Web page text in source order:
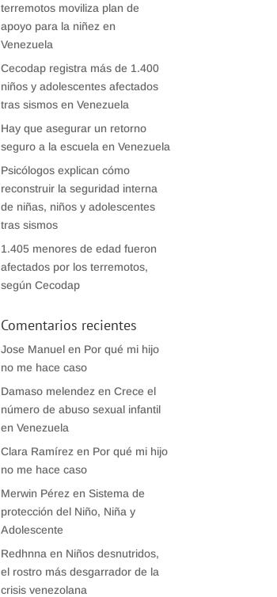
terremotos moviliza plan de
apoyo para la niñez en
Venezuela
Cecodap registra más de 1.400
niños y adolescentes afectados
tras sismos en Venezuela
Hay que asegurar un retorno
seguro a la escuela en Venezuela
Psicólogos explican cómo
reconstruir la seguridad interna
de niñas, niños y adolescentes
tras sismos
1.405 menores de edad fueron
afectados por los terremotos,
según Cecodap
Comentarios recientes
Jose Manuelen Por qué mi hijo
no me hace caso
Damaso melendez en Crece el
número de abuso sexual infantil
en Venezuela
Clara Ramírez en Por qué mi hijo
no me hace caso
Merwin Pérez en Sistema de
protección del Niño, Niña y
Adolescente
Redhnna en Niños desnutridos,
el rostro más desgarrador de la
crisis venezolana